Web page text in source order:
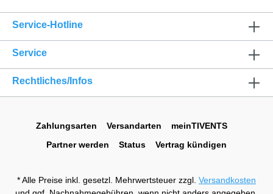
Service-Hotline
Service
Rechtliches/Infos
Zahlungsarten Versandarten
meinTIVENTS
Partner werden
Status Vertrag kündigen
* Alle Preise inkl. gesetzl. Mehrwertsteuer zzgl. Versandkosten